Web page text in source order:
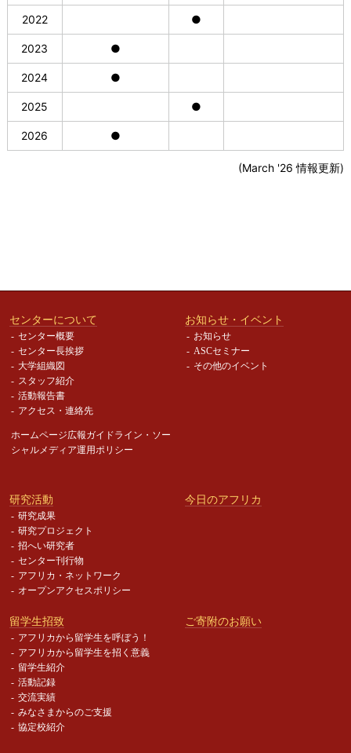
2022 ●
2023 ●
2024 ●
2025 ●
2026 ●
(March '26 情報更新)
センターについて
センター概要
センター長挨拶
大学組織図
スタッフ紹介
活動報告書
アクセス・連絡先
ホームページ広報ガイドライン・ ソー
シャルメディア運用ポリシー
お知らせ・イベント
お知らせ
ASCセミナー
その他のイベント
研究活動
研究成果
研究プロジェクト
招へい研究者
センター刊行物
アフリカ・ネットワーク
オープンアクセスポリシー
今日のアフリカ
留学生招致
アフリカから留学生を呼ぼう！
アフリカから留学生を招く意義
留学生紹介
活動記録
交流実績
みなさまからのご支援
協定校紹介
ご寄附のお願い